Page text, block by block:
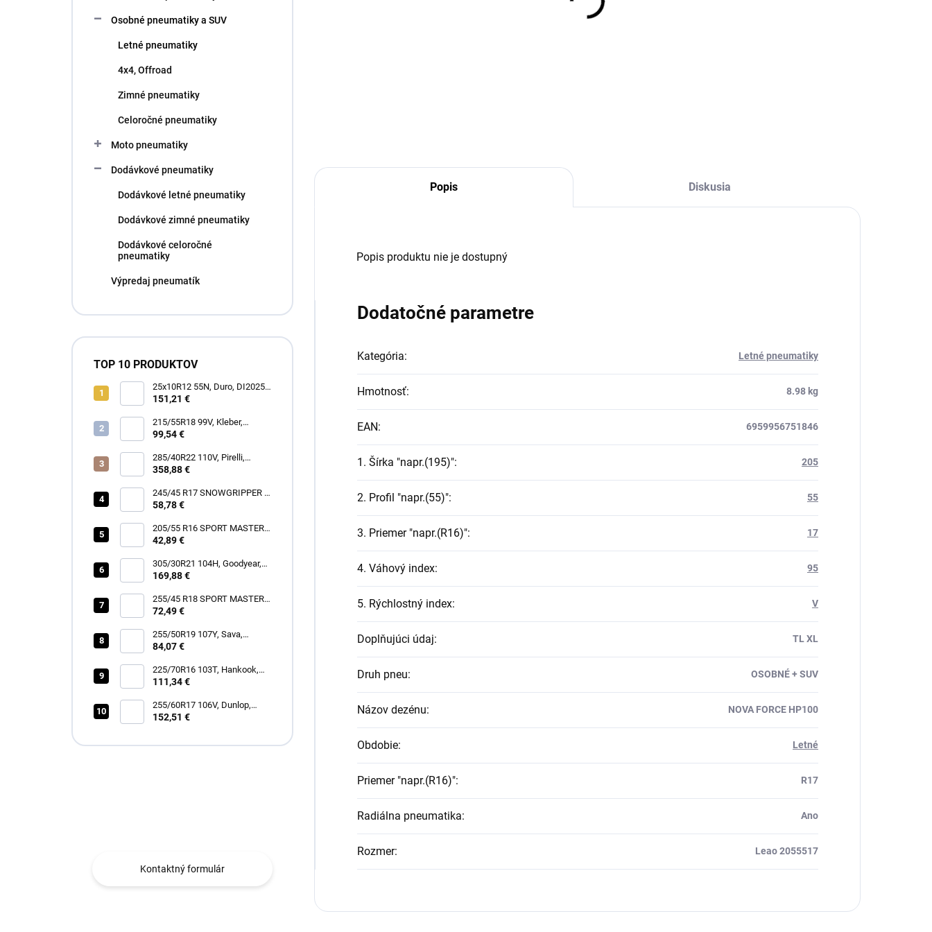
Osobné pneumatiky a SUV
Letné pneumatiky
4x4, Offroad
Zimné pneumatiky
Celoročné pneumatiky
Moto pneumatiky
Dodávkové pneumatiky
Dodávkové letné pneumatiky
Dodávkové zimné pneumatiky
Dodávkové celoročné
pneumatiky
Výpredaj pneumatík
TOP 10 PRODUKTOV
25x10R12 55N, Duro, DI2025
POWER GRIP
151,21 €
215/55R18 99V, Kleber,
DYNAXER HP5 SUV
99,54 €
285/40R22 110V, Pirelli,
SCORPION ZERO ALL
358,88 €
245/45 R17 SNOWGRIPPER I
58,78 €
205/55 R16 SPORT MASTER
[91] V
42,89 €
305/30R21 104H, Goodyear,
EAGLE TOURING
169,88 €
255/45 R18 SPORT MASTER
72,49 €
255/50R19 107Y, Sava,
INTENSA SUV 2
84,07 €
225/70R16 103T, Hankook,
RF11 DYNAPRO AT2
111,34 €
255/60R17 106V, Dunlop,
SPORT RESPONSE
152,51 €
Kontaktný formulár
Popis Diskusia
Popis produktu nie je dostupný
Dodatočné parametre
Kategória: Letné pneumatiky
Hmotnosť: 8.98 kg
EAN: 6959956751846
1. Šírka "napr.(195)": 205
2. Profil "napr.(55)": 55
3. Priemer "napr.(R16)": 17
4. Váhový index: 95
5. Rýchlostný index: V
Doplňujúci údaj: TL XL
Druh pneu: OSOBNÉ + SUV
Názov dezénu: NOVA FORCE HP100
Obdobie: Letné
Priemer "napr.(R16)": R17
Radiálna pneumatika: Ano
Rozmer: Leao 2055517